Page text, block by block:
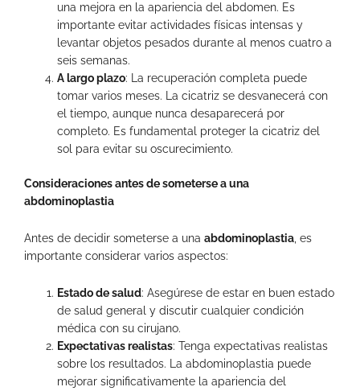
una mejora en la apariencia del abdomen. Es
importante evitar actividades físicas intensas y
levantar objetos pesados durante al menos cuatro a
seis semanas.
A largo plazo: La recuperación completa puede
tomar varios meses. La cicatriz se desvanecerá con
el tiempo, aunque nunca desaparecerá por
completo. Es fundamental proteger la cicatriz del
sol para evitar su oscurecimiento.
Consideraciones antes de someterse a una
abdominoplastia
Antes de decidir someterse a una abdominoplastia , es
importante considerar varios aspectos:
Estado de salud: Asegúrese de estar en buen estado
de salud general y discutir cualquier condición
médica con su cirujano.
Expectativas realistas: Tenga expectativas realistas
sobre los resultados. La abdominoplastia puede
mejorar significativamente la apariencia del